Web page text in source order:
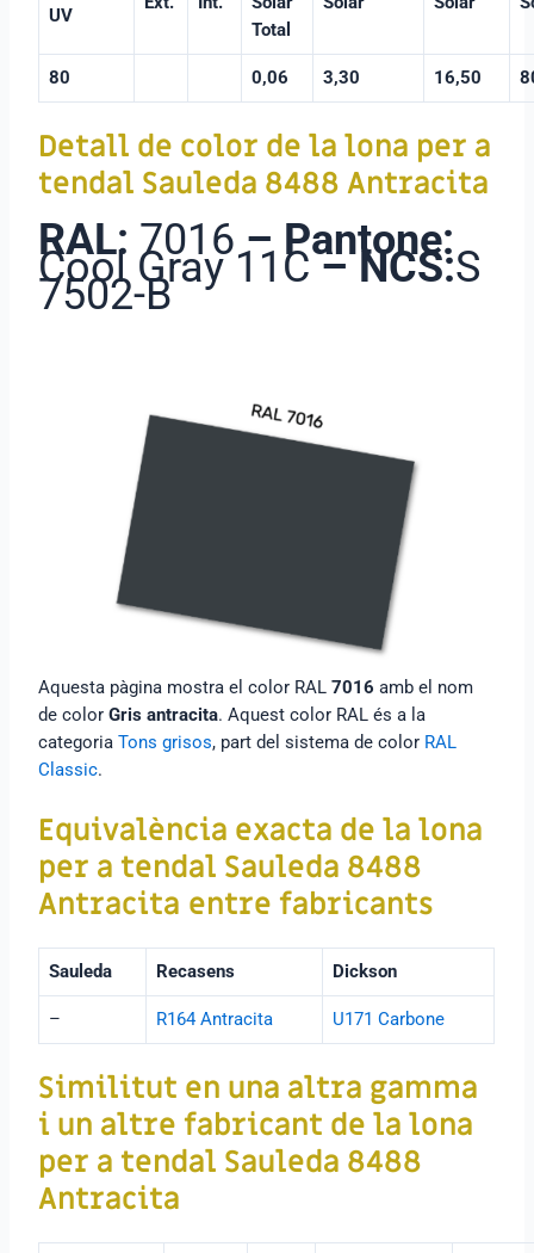
UV
Total
80 0,06 3,30 16,50
Detall de color de la lona per a
tendal Sauleda 8488 Antracita
RAL: 7016– Pantone:
Cool Gray 11C– NCS:S
7502-B
Aquesta pàgina mostra el color RAL7016 amb el nom
de colorGris antracita. Aquest color RAL és a la
categoriaTons grisos, part del sistema de color RAL
Classic.
Equivalència exacta de lalona
per a tendal Sauleda 8488
Antracita entre fabricants
Sauleda Recasens Dickson
– R164 Antracita U171 Carbone
Similitut en una altra gamma
i un altre fabricant de la lona
per a tendal Sauleda 8488
Antracita